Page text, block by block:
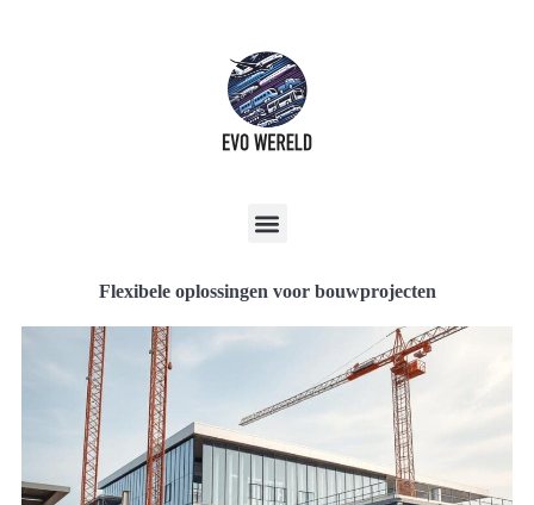
Flexibele oplossingen voor bouwprojecten